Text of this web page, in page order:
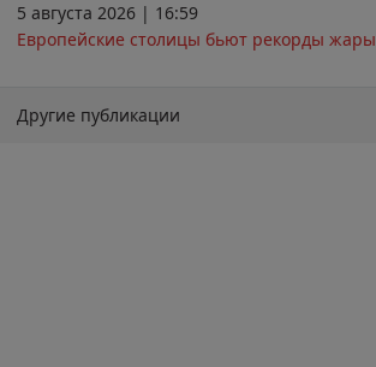
5 августа 2026 | 16:59
Европейские столицы бьют рекорды жары
Другие публикации